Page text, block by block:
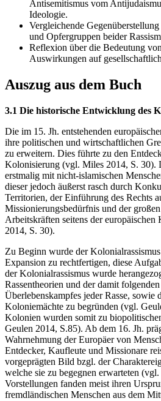
Antisemitismus vom
Ideologie.
Vergleichende
und Opfergruppen beider
Reflexion über die Bedeutung
Auswirkungen auf
Auszug aus dem Buch
3.1 Die historische Entwicklung des
Die im 15. Jh. entstehenden
ihre politischen und wirtschaftlichen
zu erweitern. Dies führte zu den
Kolonisierung (vgl. Miles 2014, S. 30).
erstmalig mit nicht-islamischen
dieser jedoch äußerst rasch durch
Territorien, der Einführung des Rechts
Missionierungsbedürfnis und der
Arbeitskräften seitens der
2014, S. 30).
Zu Beginn wurde der
Expansion zu rechtfertigen, diese
der Kolonialrassismus wurde
Rassentheorien und der damit
Überlebenskampfes jeder Rasse, sowie
Koloniemächte zu begründen (vgl.
Kolonien wurden somit zu
Geulen 2014, S.85). Ab dem 16. Jh.
Wahrnehmung der Europäer von
Entdecker, Kaufleute und Missionare
vorgeprägten Bild bzgl. der
welche sie zu begegnen erwarteten
Vorstellungen fanden meist ihren
fremdländischen Menschen aus dem